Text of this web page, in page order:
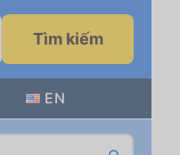
Tìm kiếm
EN